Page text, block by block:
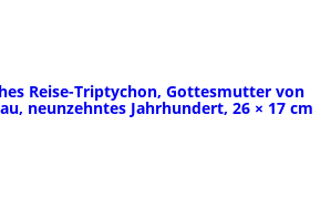
Reise-Triptychon, Gottesmutter von
neunzehntes Jahrhundert, 26 × 17 cm